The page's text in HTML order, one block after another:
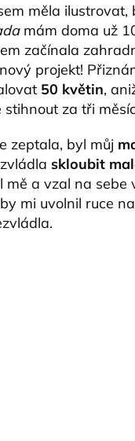
měla ilustrovat,
mám doma už
začínala
projekt!
50 květin,
za tři
zeptala, byl můj
skloubit
mě a vzal na sebe
mi uvolnil ruce na